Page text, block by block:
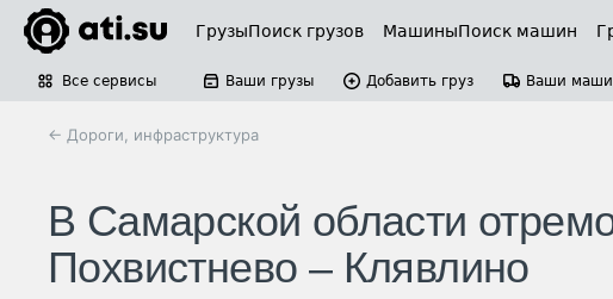
ГрузыПоиск грузов МашиныПоиск машин
Все сервисы Ваши грузы Добавить груз Ваши
← Дороги, инфраструктура
В Самарской области
Похвистнево – Клявлино